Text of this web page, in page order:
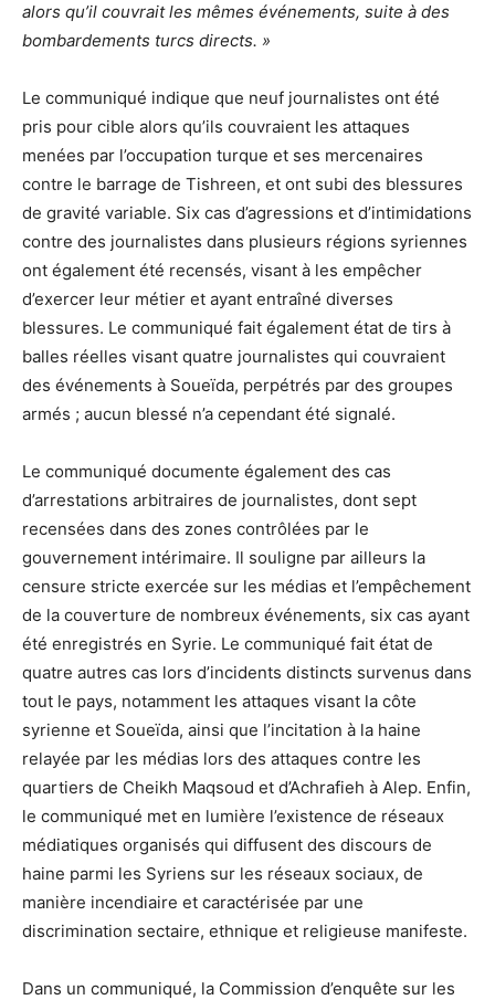
alors qu’il couvrait les mêmes événements, suite à des
bombardements turcs directs. »
Le communiqué indique que neuf journalistes ont été
pris pour cible alors qu’ils couvraient les attaques
menées par l’occupation turque et ses mercenaires
contre le barrage de Tishreen, et ont subi des blessures
de gravité variable. Six cas d’agressions et d’intimidations
contre des journalistes dans plusieurs régions syriennes
ont également été recensés, visant à les empêcher
d’exercer leur métier et ayant entraîné diverses
blessures. Le communiqué fait également état de tirs à
balles réelles visant quatre journalistes qui couvraient
des événements à Soueïda, perpétrés par des groupes
armés ; aucun blessé n’a cependant été signalé.
Le communiqué documente également des cas
d’arrestations arbitraires de journalistes, dont sept
recensées dans des zones contrôlées par le
gouvernement intérimaire. Il souligne par ailleurs la
censure stricte exercée sur les médias et l’empêchement
de la couverture de nombreux événements, six cas ayant
été enregistrés en Syrie. Le communiqué fait état de
quatre autres cas lors d’incidents distincts survenus dans
tout le pays, notamment les attaques visant la côte
syrienne et Soueïda, ainsi que l’incitation à la haine
relayée par les médias lors des attaques contre les
quartiers de Cheikh Maqsoud et d’Achrafieh à Alep. Enfin,
le communiqué met en lumière l’existence de réseaux
médiatiques organisés qui diffusent des discours de
haine parmi les Syriens sur les réseaux sociaux, de
manière incendiaire et caractérisée par une
discrimination sectaire, ethnique et religieuse manifeste.
Dans un communiqué, la Commission d’enquête sur les